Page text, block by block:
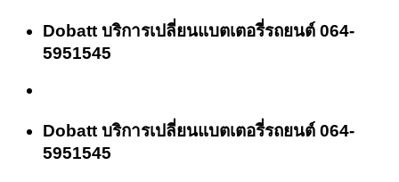
Skip
content
Dobatt บริการเปลี่ยนแบตเตอรี่รถยนต์ 064-
5951545
Dobatt บริการเปลี่ยนแบตเตอรี่รถยนต์ 064-
5951545